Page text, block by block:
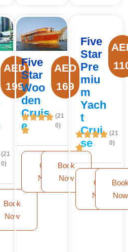
AED
199
(21
0)
Book
Now
Five
Star
Woo
den
Cruis
e
AED
169
(21
0)
Call
Now
Book
Now
Five
Star
Pre
miu
m
Yach
t
Crui
se
(21
0)
Call
Now
Now